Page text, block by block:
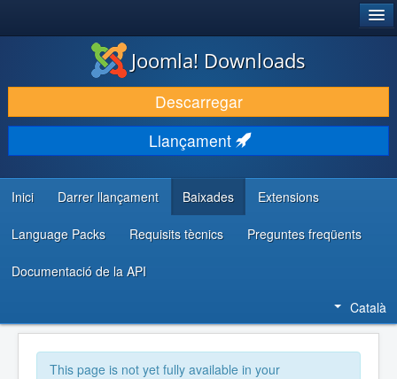
DESCARREGA & AMPLIA
DESCOBRIR & APRENDRE
COMUNITAT & SUPORT
RECURSOS PER DESENVOLUPADORS/ES
Joomla! Downloads
Descarregar
Llançament
Inici Darrer llançament Baixades Extensions
Language Packs Requisits tècnics Preguntes freqüents
Documentació de la API
Català
This page is not yet fully available in your